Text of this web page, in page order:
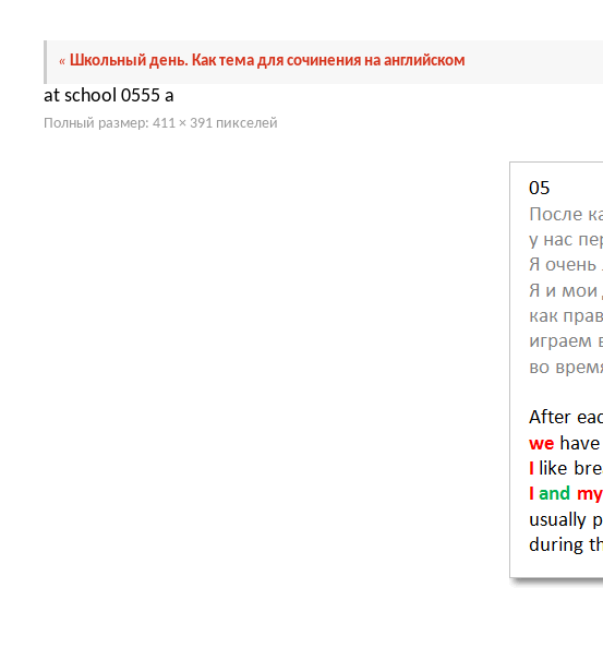
« Школьный день. Как тема для сочинения на английском
at school 0555 a
Полный размер: 411 × 391 пикселей